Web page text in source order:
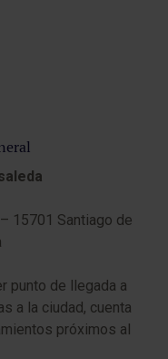
15701 Santiago de
punto de llegada a
a la ciudad, cuenta
próximos al